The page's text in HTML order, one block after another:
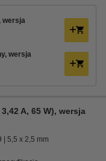
wersja
wersja
A, 65 W), wersja
5,5 x 2,5 mm